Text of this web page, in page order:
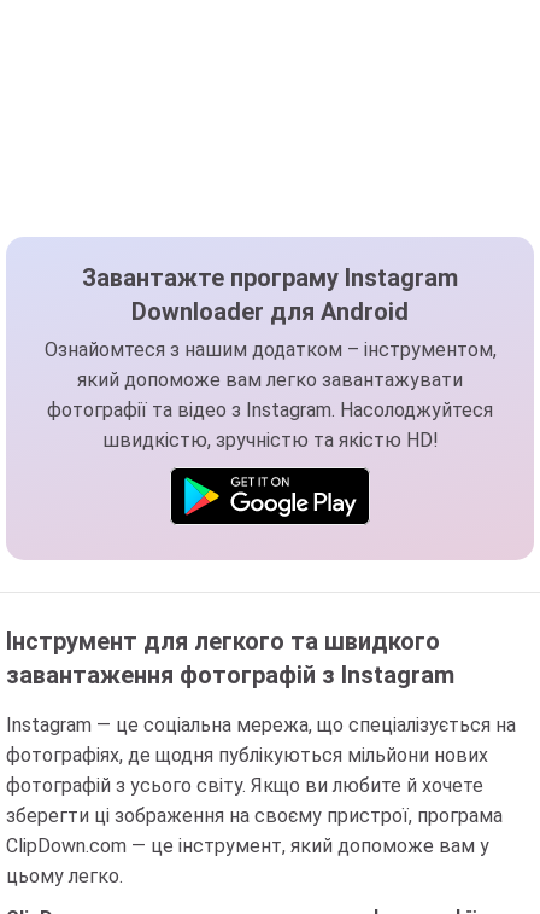
Завантажте програму Instagram
Downloader для Android
Ознайомтеся з нашим додатком – інструментом,
який допоможе вам легко завантажувати
фотографії та відео з Instagram. Насолоджуйтеся
швидкістю, зручністю та якістю HD!
Інструмент для легкого та швидкого
завантаження фотографій з Instagram
Instagram — це соціальна мережа, що спеціалізується на
фотографіях, де щодня публікуються мільйони нових
фотографій з усього світу. Якщо ви любите й хочете
зберегти ці зображення на своєму пристрої, програма
ClipDown.com — це інструмент, який допоможе вам у
цьому легко.